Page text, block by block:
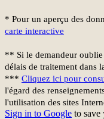
* Pour un aperçu des
carte interactive
** Si le demandeur oublie
délais de traitement dans
*** Cliquez ici pour
l'égard des
l'utilisation des sites
Sign in to Google to save